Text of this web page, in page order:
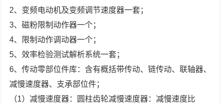
2、变频电动机及变频调节速度器一套；
3、磁粉限制动作器一个；
4、限制动作调动器一个；
5、效率检验测试解析系统一套；
6、传动零部位件库：含有概括带传动、链传动、联轴器、
减慢速度器、支承部位件；
（1）减慢速度器：圆柱齿轮减慢速度器：减慢速度比